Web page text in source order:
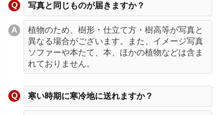
写真と同じものが届きますか？
植物のため、樹形・仕立て方・樹高等が写真と
異なる場合がございます。また、イメージ写真
ソファーや本たて、本、ほかの植物などは含ま
れておりません。
寒い時期に寒冷地に送れますか？